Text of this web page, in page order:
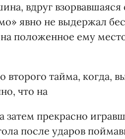
вдруг
явно не выдержал
положенное ему
тайма, когда,
что на
прекрасно
после ударов